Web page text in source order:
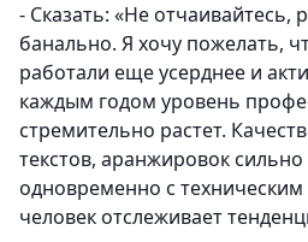
- Сказать: «Не отчаивайтесь,
банально. Я хочу пожелать,
работали еще усерднее и
каждым годом уровень
стремительно растет.
текстов, аранжировок
одновременно с
человек отслеживает